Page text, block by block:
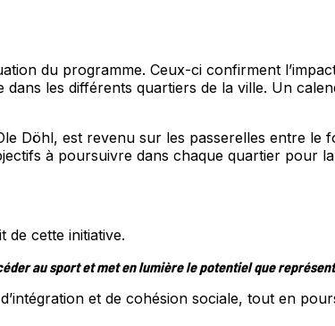
du programme. Ceux-ci confirment
les différents quartiers de la ville. Un
Döhl, est revenu sur les passerelles entre
à poursuivre dans chaque quartier pour
de cette initiative.
au sport et met en lumière le potentiel que
et de cohésion sociale, tout en